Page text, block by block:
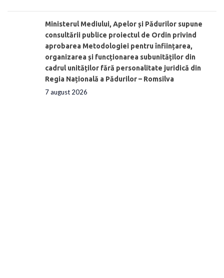
Ministerul Mediului, Apelor și Pădurilor supune
consultării publice proiectul de Ordin privind
aprobarea Metodologiei pentru înființarea,
organizarea și funcționarea subunităților din
cadrul unităților fără personalitate juridică din
Regia Națională a Pădurilor – Romsilva
7 august 2026